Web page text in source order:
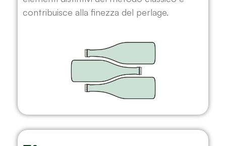
contribuisce alla finezza del perlage.